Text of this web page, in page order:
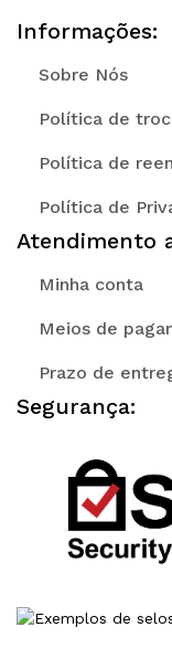
Informações:
Sobre Nós
Política de
Política de
Política de
Atendimento
Minha conta
Meios de
Prazo de
Segurança: